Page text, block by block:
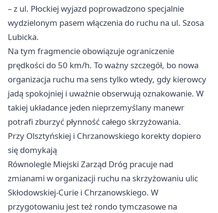
– z ul. Płockiej wyjazd poprowadzono specjalnie
wydzielonym pasem włączenia do ruchu na ul. Szosa
Lubicka.
Na tym fragmencie obowiązuje ograniczenie
prędkości do 50 km/h. To ważny szczegół, bo nowa
organizacja ruchu ma sens tylko wtedy, gdy kierowcy
jadą spokojniej i uważnie obserwują oznakowanie. W
takiej układance jeden nieprzemyślany manewr
potrafi zburzyć płynność całego skrzyżowania.
Przy Olsztyńskiej i Chrzanowskiego korekty dopiero
się domykają
Równolegle Miejski Zarząd Dróg pracuje nad
zmianami w organizacji ruchu na skrzyżowaniu ulic
Skłodowskiej-Curie i Chrzanowskiego. W
przygotowaniu jest też rondo tymczasowe na